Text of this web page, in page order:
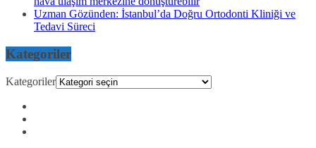
Uzman Gözünden: İstanbul’da Doğru Ortodonti Kliniği ve
Tedavi Süreci
Kategoriler
Kategoriler